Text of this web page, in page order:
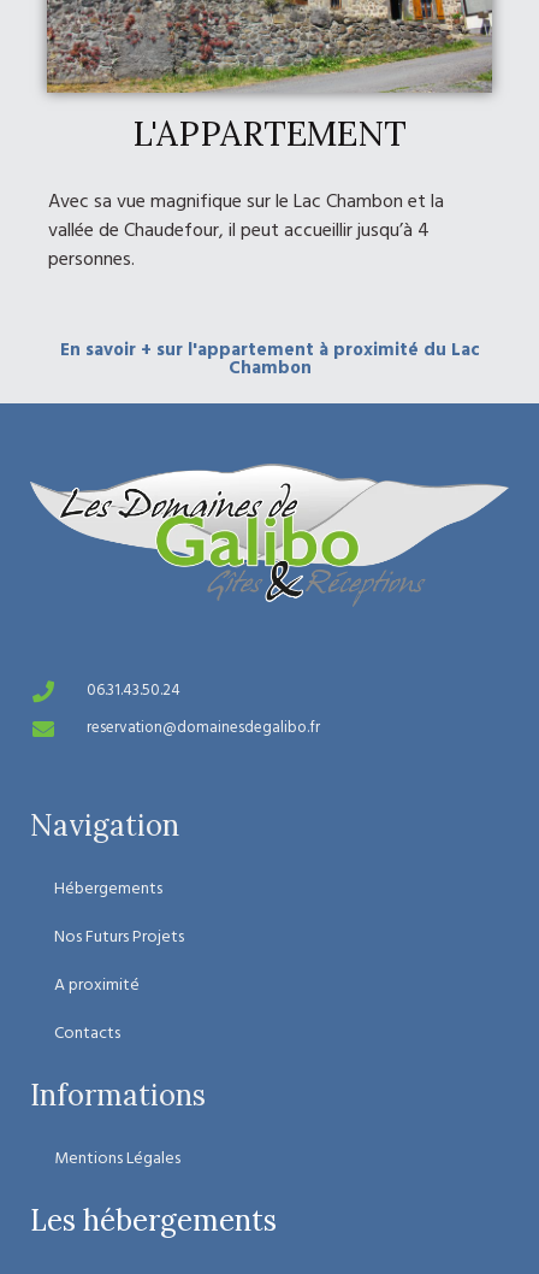
L'APPARTEMENT
Avec sa vue magnifique sur le Lac Chambon et la
vallée de Chaudefour, il peut accueillir jusqu’à 4
personnes.
En savoir + sur l'appartement à proximité du Lac
Chambon
06.31.43.50.24
reservation@domainesdegalibo.fr
Navigation
Hébergements
Nos Futurs Projets
A proximité
Contacts
Informations
Mentions Légales
Les hébergements